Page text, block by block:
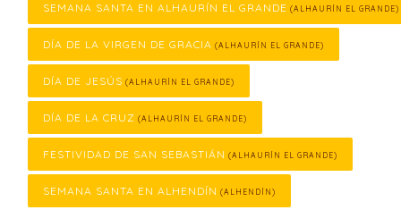
SEMANA SANTA EN ALHAURÍN EL GRANDE (ALHAURÍN EL GRANDE)
DÍA DE LA VIRGEN DE GRACIA (ALHAURÍN EL GRANDE)
DÍA DE JESÚS (ALHAURÍN EL GRANDE)
DÍA DE LA CRUZ (ALHAURÍN EL GRANDE)
FESTIVIDAD DE SAN SEBASTIÁN (ALHAURÍN EL GRANDE)
SEMANA SANTA EN ALHENDÍN (ALHENDÍN)